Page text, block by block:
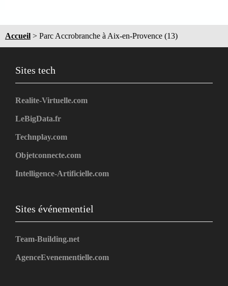
Accueil > Parc Accrobranche à Aix-en-Provence (13)
Sites tech
Realite-Virtuelle.com
LeBigData.fr
Technplay.com
Objetconnecte.com
Intelligence-Artificielle.com
Sites événementiel
Team-Building.net
AgenceEvenementielle.com